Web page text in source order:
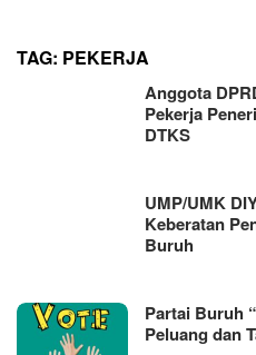
TAG: PEKERJA
Anggota
Pekerja
DTKS
UMP/UMK
Keberatan
Buruh
Partai Buruh
Peluang dan